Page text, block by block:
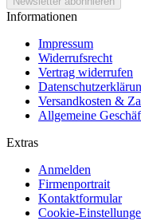
Informationen
Impressum
Widerrufsrecht
Vertrag widerrufen
Versandkosten &
Allgemeine
Extras
Anmelden
Firmenportrait
Kontaktformular
Cookie-